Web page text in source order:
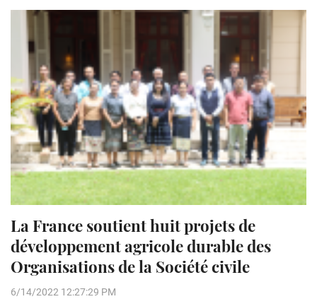
La France soutient huit projets de
développement agricole durable des
Organisations de la Société civile
6/14/2022 12:27:29 PM